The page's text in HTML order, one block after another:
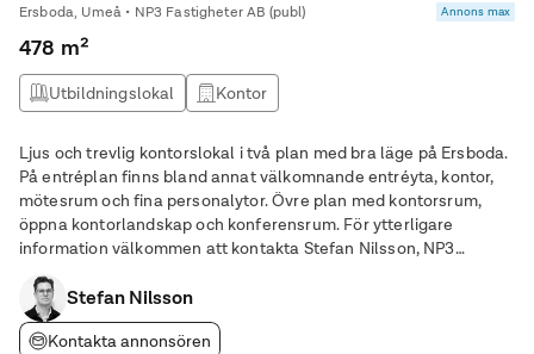
Ersboda, Umeå • NP3 Fastigheter AB (publ) Annons max
478 m²
Utbildningslokal Kontor
Ljus och trevlig kontorslokal i två plan med bra läge på Ersboda.
På entréplan finns bland annat välkomnande entréyta, kontor,
mötesrum och fina personalytor. Övre plan med kontorsrum,
öppna kontorlandskap och konferensrum. För ytterligare
information välkommen att kontakta Stefan Nilsson, NP3
Fastigheter.
Stefan Nilsson
Kontakta annonsören